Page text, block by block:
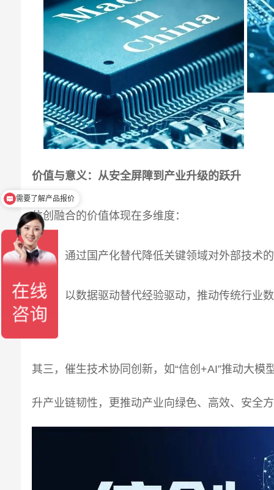
价值与意义：从安全屏障到产业升级的跃升
信创融合的价值体现在多维度：
其一，通过国产化替代降低关键领域对外部技术
其二，以数据驱动替代经验驱动，推动传统行业
其三，催生技术协同创新，如“信创+AI”推动大
升产业链韧性，更推动产业向绿色、高效、安全
需要了解产品报价
需要产品资料